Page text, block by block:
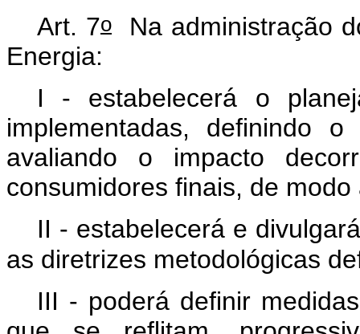
Art. 7o
Na administração
Energia:
I - estabelecerá o
implementadas, definindo
avaliando o impacto
consumidores finais, de
II - estabelecerá e
as diretrizes metodológicas
III - poderá definir